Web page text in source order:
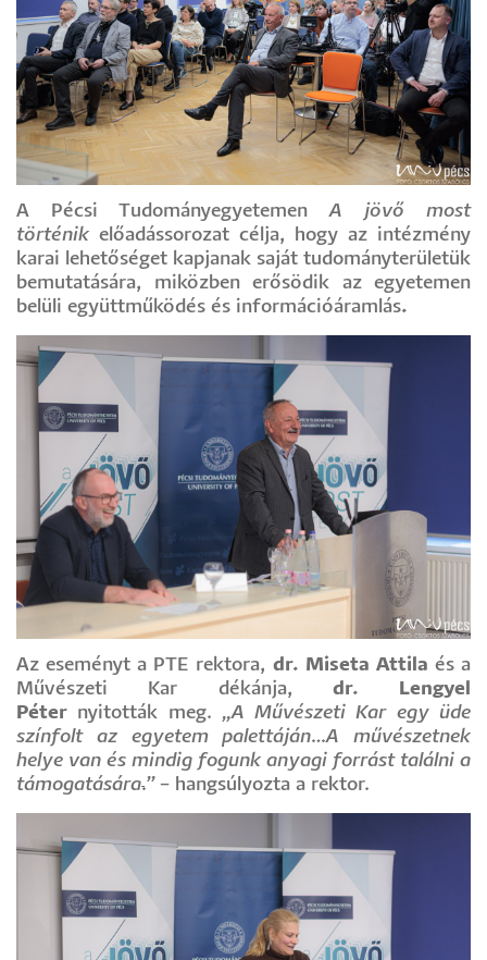
A Pécsi TudományegyetemenA jövő most
történik előadássorozat célja, hogy az intézmény
karai lehetőséget kapjanak saját tudományterületük
bemutatására, miközben erősödik az egyetemen
belüli együttműködés és információáramlás.
Az eseményt a PTE rektora, dr. Miseta Attila és a
Művészeti Kar dékánja, dr. Lengyel
Péter nyitották meg. „A Művészeti Kar egy üde
színfolt az egyetem palettáján…A művészetnek
helye van és mindig fogunk anyagi forrást találni a
támogatására.”– hangsúlyozta a rektor.